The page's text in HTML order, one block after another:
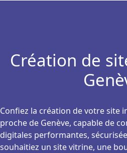
Création de
Confiez la création de votre site
proche de Genève, capable de
digitales performantes,
souhaitiez un site vitrine, une